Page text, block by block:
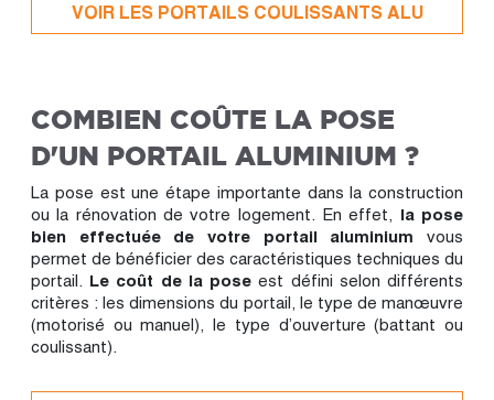
VOIR LES PORTAILS COULISSANTS ALU
COMBIEN COÛTE LA POSE
D'UN PORTAIL ALUMINIUM ?
La pose est une étape importante dans la construction
ou la rénovation de votre logement. En effet, la pose
bien effectuée de votre portail aluminium vous
permet de bénéficier des caractéristiques techniques du
portail. Le coût de la pose est défini selon différents
critères : les dimensions du portail, le type de manœuvre
(motorisé ou manuel), le type d’ouverture (battant ou
coulissant).